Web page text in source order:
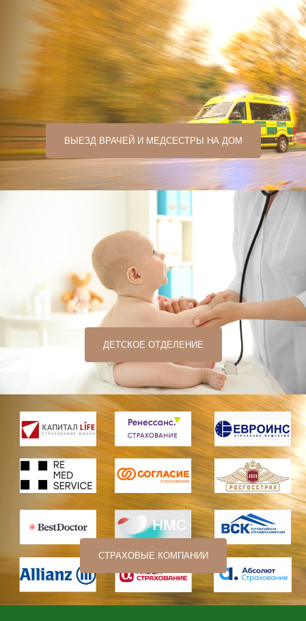
ВЫЕЗД ВРАЧЕЙ И МЕДСЕСТРЫ НА ДОМ
ДЕТСКОЕ ОТДЕЛЕНИЕ
СТРАХОВЫЕ КОМПАНИИ